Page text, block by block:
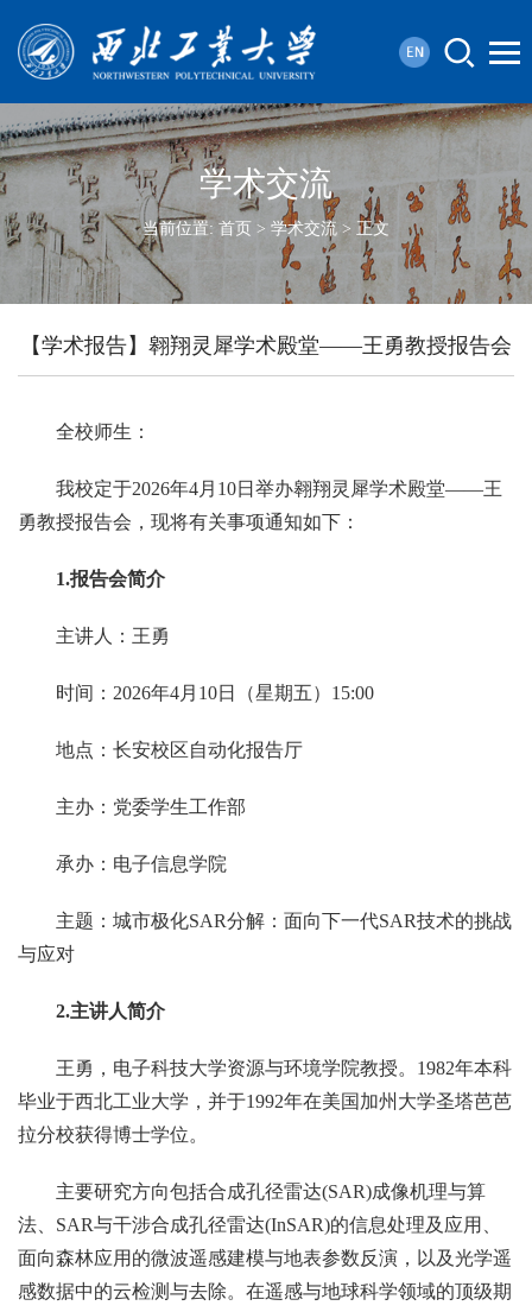
学术交流
当前位置: 首页 > 学术交流 > 正文
【学术报告】翱翔灵犀学术殿堂——王勇教授报告会
全校师生：
我校定于2026年4月10日举办翱翔灵犀学术殿堂——王
勇教授报告会，现将有关事项通知如下：
1.报告会简介
主讲人：王勇
时间：2026年4月10日（星期五）15:00
地点：长安校区自动化报告厅
主办：党委学生工作部
承办：电子信息学院
主题：城市极化SAR分解：面向下一代SAR技术的挑战
与应对
2.主讲人简介
王勇，电子科技大学资源与环境学院教授。1982年本科
毕业于西北工业大学，并于1992年在美国加州大学圣塔芭芭
拉分校获得博士学位。
主要研究方向包括合成孔径雷达(SAR)成像机理与算
法、SAR与干涉合成孔径雷达(InSAR)的信息处理及应用、
面向森林应用的微波遥感建模与地表参数反演，以及光学遥
感数据中的云检测与去除。在遥感与地球科学领域的顶级期